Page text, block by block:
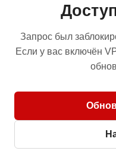
Запрос был
Если у вас включён